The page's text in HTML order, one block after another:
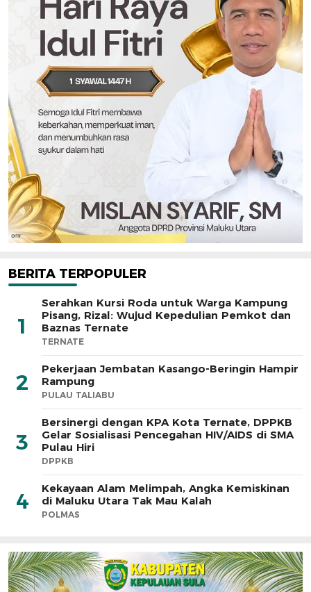
BERITA TERPOPULER
1
Serahkan Kursi Roda untuk Warga Kampung
Pisang, Rizal: Wujud Kepedulian Pemkot dan
Baznas Ternate
TERNATE
2
Pekerjaan Jembatan Kasango-Beringin Hampir
Rampung
PULAU TALIABU
3
Bersinergi dengan KPA Kota Ternate, DPPKB
Gelar Sosialisasi Pencegahan HIV/AIDS di SMA
Pulau Hiri
DPPKB
4
Kekayaan Alam Melimpah, Angka Kemiskinan
di Maluku Utara Tak Mau Kalah
POLMAS